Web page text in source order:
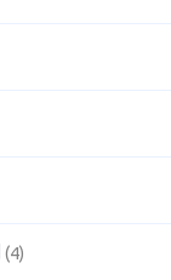
(4)